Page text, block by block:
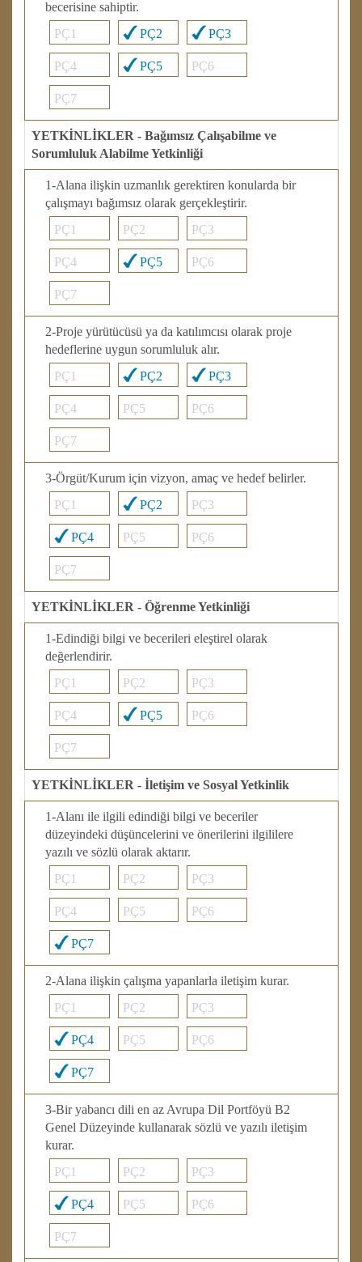
becerisine sahiptir.
PÇ1
PÇ2 PÇ3
PÇ4 PÇ5 PÇ6
PÇ7
YETKİNLİKLER - Bağımsız Çalışabilme ve
Sorumluluk Alabilme Yetkinliği
1-Alana ilişkin uzmanlık gerektiren konularda bir
çalışmayı bağımsız olarak gerçekleştirir.
PÇ1
PÇ2 PÇ3
PÇ4 PÇ5 PÇ6
PÇ7
2-Proje yürütücüsü ya da katılımcısı olarak proje
hedeflerine uygun sorumluluk alır.
PÇ1
PÇ2 PÇ3
PÇ4 PÇ5 PÇ6
PÇ7
3-Örgüt/Kurum için vizyon, amaç ve hedef belirler.
PÇ1
PÇ2 PÇ3
PÇ4 PÇ5 PÇ6
PÇ7
YETKİNLİKLER - Öğrenme Yetkinliği
1-Edindiği bilgi ve becerileri eleştirel olarak
değerlendirir.
PÇ1
PÇ2 PÇ3
PÇ4 PÇ5 PÇ6
PÇ7
YETKİNLİKLER - İletişim ve Sosyal Yetkinlik
1-Alanı ile ilgili edindiği bilgi ve beceriler
düzeyindeki düşüncelerini ve önerilerini ilgililere
yazılı ve sözlü olarak aktarır.
PÇ1
PÇ2 PÇ3
PÇ4 PÇ5 PÇ6
PÇ7
2-Alana ilişkin çalışma yapanlarla iletişim kurar.
PÇ1
PÇ2 PÇ3
PÇ4 PÇ5 PÇ6
PÇ7
3-Bir yabancı dili en az Avrupa Dil Portföyü B2
Genel Düzeyinde kullanarak sözlü ve yazılı iletişim
kurar.
PÇ1
PÇ2 PÇ3
PÇ4 PÇ5 PÇ6
PÇ7